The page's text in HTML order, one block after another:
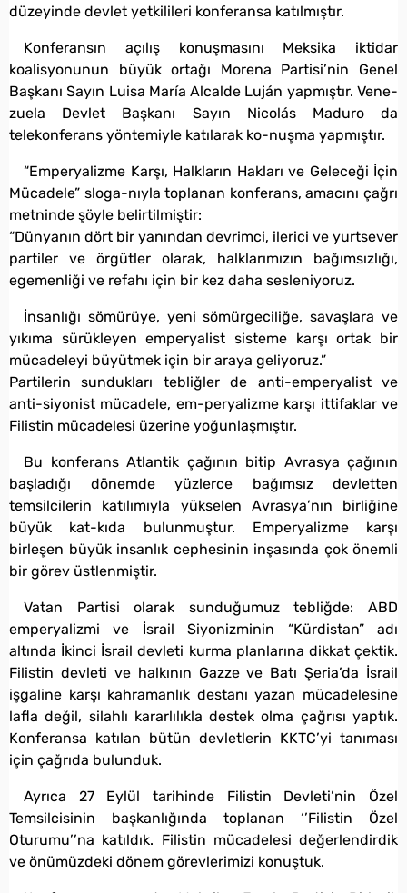
düzeyinde devlet yetkilileri konferansa katılmıştır.
Konferansın açılış konuşmasını Meksika iktidar
koalisyonunun büyük ortağı Morena Partisi’nin Genel
Başkanı Sayın Luisa María Alcalde Luján yapmıştır. Vene-
zuela Devlet Başkanı Sayın Nicolás Maduro da
telekonferans yöntemiyle katılarak ko-nuşma yapmıştır.
“Emperyalizme Karşı, Halkların Hakları ve Geleceği İçin
Mücadele” sloga-nıyla toplanan konferans, amacını çağrı
metninde şöyle belirtilmiştir:
“Dünyanın dört bir yanından devrimci, ilerici ve yurtsever
partiler ve örgütler olarak, halklarımızın bağımsızlığı,
egemenliği ve refahı için bir kez daha sesleniyoruz.
İnsanlığı sömürüye, yeni sömürgeciliğe, savaşlara ve
yıkıma sürükleyen emperyalist sisteme karşı ortak bir
mücadeleyi büyütmek için bir araya geliyoruz.”
Partilerin sundukları tebliğler de anti-emperyalist ve
anti-siyonist mücadele, em-peryalizme karşı ittifaklar ve
Filistin mücadelesi üzerine yoğunlaşmıştır.
Bu konferans Atlantik çağının bitip Avrasya çağının
başladığı dönemde yüzlerce bağımsız devletten
temsilcilerin katılımıyla yükselen Avrasya’nın birliğine
büyük kat-kıda bulunmuştur. Emperyalizme karşı
birleşen büyük insanlık cephesinin inşasında çok önemli
bir görev üstlenmiştir.
Vatan Partisi olarak sunduğumuz tebliğde: ABD
emperyalizmi ve İsrail Siyonizminin “Kürdistan” adı
altında İkinci İsrail devleti kurma planlarına dikkat çektik.
Filistin devleti ve halkının Gazze ve Batı Şeria’da İsrail
işgaline karşı kahramanlık destanı yazan mücadelesine
lafla değil, silahlı kararlılıkla destek olma çağrısı yaptık.
Konferansa katılan bütün devletlerin KKTC’yi tanıması
için çağrıda bulunduk.
Ayrıca 27 Eylül tarihinde Filistin Devleti’nin Özel
Temsilcisinin başkanlığında toplanan ‘’Filistin Özel
Oturumu’’na katıldık. Filistin mücadelesi değerlendirdik
ve önümüzdeki dönem görevlerimizi konuştuk.